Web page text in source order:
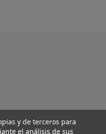
y de terceros para
el análisis de sus